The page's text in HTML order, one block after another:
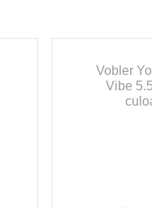
Vobler Yo-
Vibe